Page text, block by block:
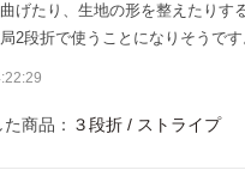
について
について
げたり、生地の形を整えたりす
2段折で使うことになりそうです
商品： ３段折 / ストライプ